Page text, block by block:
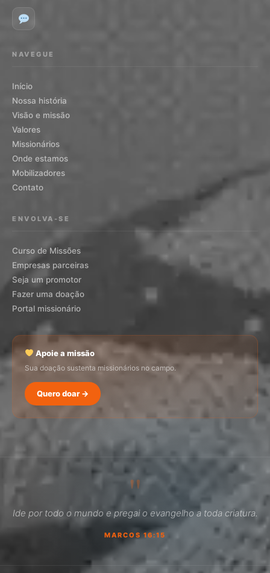
NAVEGUE
Início
Nossa história
Visão e missão
Valores
Missionários
Onde estamos
Mobilizadores
Contato
ENVOLVA-SE
Curso de Missões
Empresas parceiras
Seja um promotor
Fazer uma doação
Portal missionário
Apoie a missão
Sua doação sustenta missionários no campo.
Quero doar →
"
Ide por todo o mundo e pregai o evangelho a toda criatura.
MARCOS 16:15
Como faço para doar?
Como ser um promotor?